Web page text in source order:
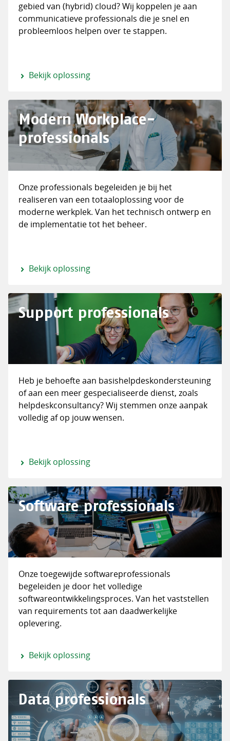
gebied van (hybrid) cloud? Wij koppelen je aan
communicatieve professionals die je snel en
probleemloos helpen over te stappen.
Bekijk oplossing
Modern Workplace-
professionals
Onze professionals begeleiden je bij het
realiseren van een totaaloplossing voor de
moderne werkplek. Van het technisch ontwerp en
de implementatie tot het beheer.
Bekijk oplossing
Support professionals
Heb je behoefte aan basishelpdeskondersteuning
of aan een meer gespecialiseerde dienst, zoals
helpdeskconsultancy? Wij stemmen onze aanpak
volledig af op jouw wensen.
Bekijk oplossing
Software professionals
Onze toegewijde softwareprofessionals
begeleiden je door het volledige
softwareontwikkelingsproces. Van het vaststellen
van requirements tot aan daadwerkelijke
oplevering.
Bekijk oplossing
Data professionals